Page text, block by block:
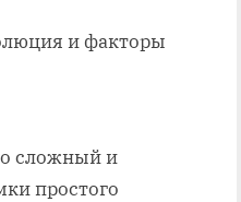
и факторы
сложный и
простого